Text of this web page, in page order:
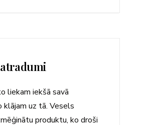
liekam iekšā savā
klājam uz tā. Vesels
produktu, ko droši